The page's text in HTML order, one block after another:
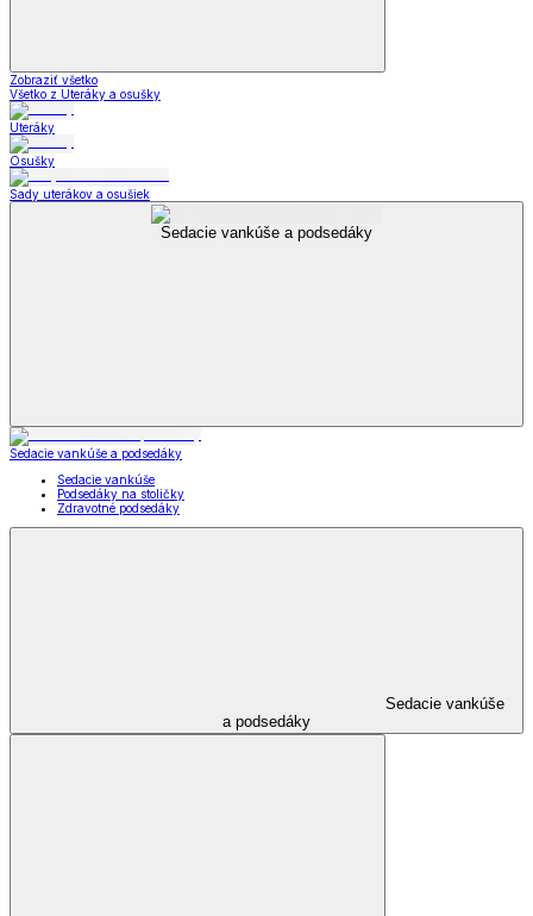
Zobraziť všetko
Všetko z Uteráky a osušky
Uteráky
Osušky
Sady uterákov a osušiek
Sedacie vankúše a podsedáky
Sedacie vankúše a podsedáky
Sedacie vankúše
Podsedáky na stoličky
Zdravotné podsedáky
Sedacie vankúše
a podsedáky